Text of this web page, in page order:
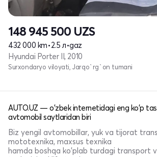
148 945 500 UZS
432 000 km•2.5 л•gaz
Hyundai Porter II, 2010
Surxondaryo viloyati, Jarqo`rg`on tumani
AUTO.UZ — o'zbek internetidagi eng ko'p
avtomobil saytlaridan biri
Biz yengil avtomobillar, yuk va tijorat
mototexnika, maxsus texnika
hamda boshqa ko'plab turdagi transport